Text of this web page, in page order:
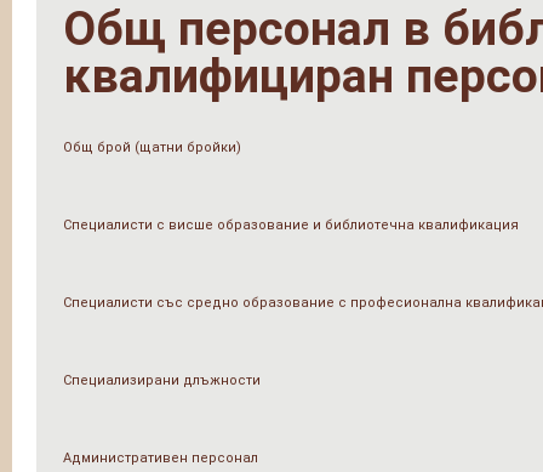
Общ персонал в
квалифициран
Общ брой (щатни бройки)
Специалисти с висше образование и библиотечна квалификация
Специалисти със средно образование с професионална
Специализирани длъжности
Административен персонал